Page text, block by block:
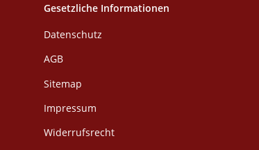
Gesetzliche Informationen
Datenschutz
AGB
Sitemap
Impressum
Widerrufsrecht